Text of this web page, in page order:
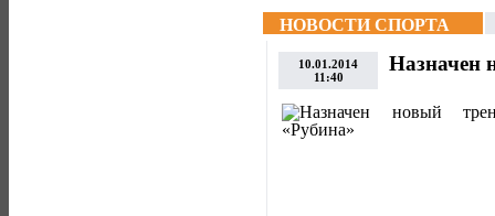
НОВОСТИ СПОРТА
10.01.2014
11:40
Назначен